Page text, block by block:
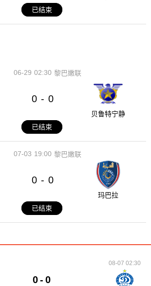
已结束
02:30
06-29 黎巴嫩联
0 - 0
贝鲁特宁静
已结束
19:00
07-03 黎巴嫩联
0 - 0
玛巴拉
已结束
0 - 0
08-07 02:30